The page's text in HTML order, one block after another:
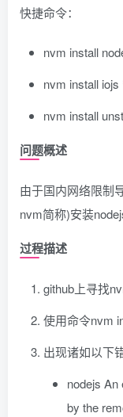
快捷命令：
nvm install
nvm install iojs
nvm install
问题概述
由于国内网络限制
nvm简称)安装
过程描述
github上寻找
使用命令nvm
出现诸如以下
nodejs
by the